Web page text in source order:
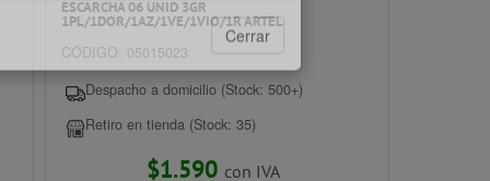
9°C
Llovizna
ESCARCHA 06 UNID 3GR
1PL/1DOR/1AZ/1VE/1VIO/1R ARTEL
CÓDIGO: 05015023
Despacho a domicilio (Stock: 500+)
Retiro en tienda (Stock: 35)
$1.590 con IVA